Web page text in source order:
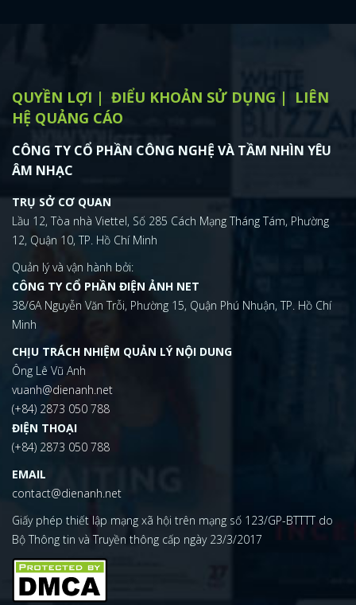
QUYỀN LỢI ĐIỂU KHOẢN SỬ DỤNG
LIÊN
HỆ QUẢNG CÁO
CÔNG TY CỔ PHẦN CÔNG NGHỆ VÀ TẦM NHÌN YÊU
ÂM NHẠC
TRỤ SỞ CƠ QUAN
Lầu 12, Tòa nhà Viettel, Số 285 Cách Mạng Tháng Tám, Phường
12, Quận 10, TP. Hồ Chí Minh
Quản lý và vận hành bởi:
CÔNG TY CỔ PHẦN ĐIỆN ẢNH NET
38/6A Nguyễn Văn Trỗi, Phường 15, Quận Phú Nhuận, TP. Hồ Chí
Minh
CHỊU TRÁCH NHIỆM QUẢN LÝ NỘI DUNG
Ông Lê Vũ Anh
vuanh@dienanh.net
(+84) 2873 050 788
ĐIỆN THOẠI
(+84) 2873 050 788
EMAIL
contact@dienanh.net
Giấy phép thiết lập mạng xã hội trên mạng số 123/GP-BTTTT do
Bộ Thông tin và Truyền thông cấp ngày 23/3/2017